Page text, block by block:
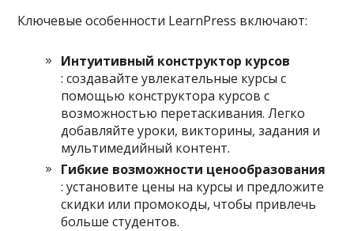
Ключевые особенности LearnPress включают:
Интуитивный конструктор курсов
: создавайте увлекательные курсы с
помощью конструктора курсов с
возможностью перетаскивания. Легко
добавляйте уроки, викторины, задания и
мультимедийный контент.
Гибкие возможности ценообразования
: установите цены на курсы и предложите
скидки или промокоды, чтобы привлечь
больше студентов.